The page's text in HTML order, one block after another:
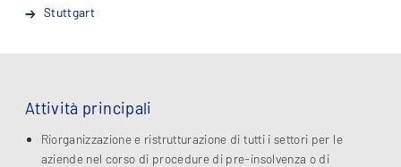
Stuttgart
Attività principali
Riorganizzazione e ristrutturazione di tutti i settori per le
aziende nel corso di procedure di pre-insolvenza o di